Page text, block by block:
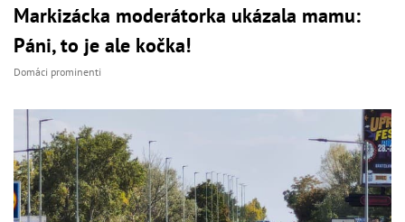
Markizácka moderátorka ukázala mamu:
Páni, to je ale kočka!
Domáci prominenti